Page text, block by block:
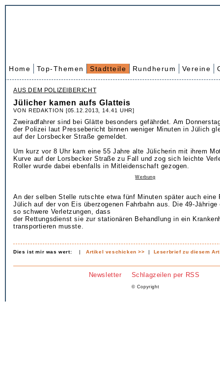
Home Top-Themen Stadtteile Rundherum Vereine
AUS DEM POLIZEIBERICHT
Jülicher kamen aufs Glatteis
VON REDAKTION [05.12.2013, 14.41 UHR]
Zweiradfahrer sind bei Glätte besonders gefährdet. Am
der Polizei laut Pressebericht binnen weniger Minuten in Jülich
auf der Lorsbecker Straße gemeldet.
Um kurz vor 8 Uhr kam eine 55 Jahre alte Jülicherin mit ihrem
Kurve auf der Lorsbecker Straße zu Fall und zog sich leichte
Roller wurde dabei ebenfalls in Mitleidenschaft gezogen.
Werbung
An der selben Stelle rutschte etwa fünf Minuten später auch eine
Jülich auf der von Eis überzogenen Fahrbahn aus. Die 49-
so schwere Verletzungen, dass
der Rettungsdienst sie zur stationären Behandlung in ein
transportieren musste.
Dies ist mir was wert: |Artikel veschicken >> | Leserbrief zu diesem
Newsletter Schlagzeilen per RSS
© Copyright